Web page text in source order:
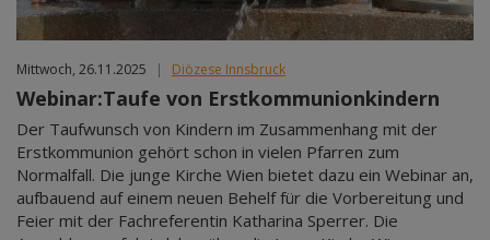
Mittwoch, 26.11.2025 | Diözese Innsbruck
Webinar:Taufe von Erstkommunionkindern
Der Taufwunsch von Kindern im Zusammenhang mit der
Erstkommunion gehört schon in vielen Pfarren zum
Normalfall. Die junge Kirche Wien bietet dazu ein Webinar an,
aufbauend auf einem neuen Behelf für die Vorbereitung und
Feier mit der Fachreferentin Katharina Sperrer. Die